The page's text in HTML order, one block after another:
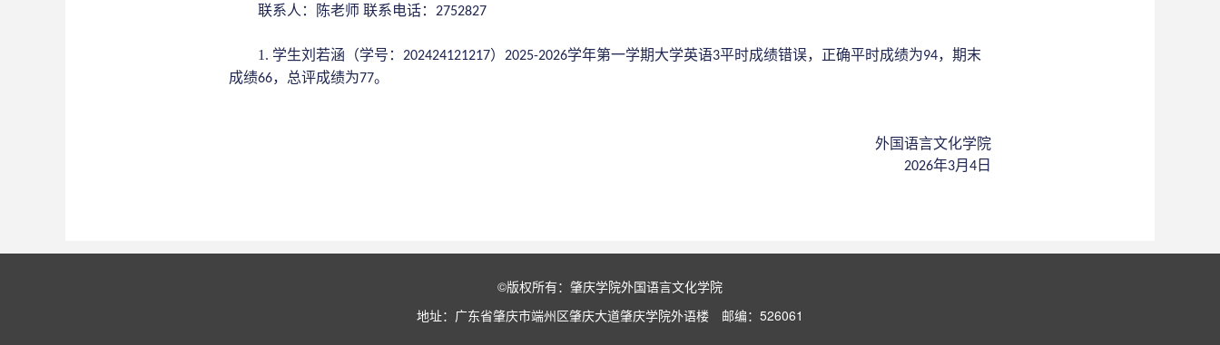
联系人：陈老师 联系电话： 2752827
1. 学生刘若涵 （学号： 202424121217） 2025-2026学年第一学期大学英语3平时成绩错误，正确平时成绩为94，期末
成绩66，总评成绩为77。
外国语言文化学院
2026年3月 4 日
©版权所有：肇庆学院外国语言文化学院
地址：广东省肇庆市端州区肇庆大道肇庆学院外语楼 邮编：526061